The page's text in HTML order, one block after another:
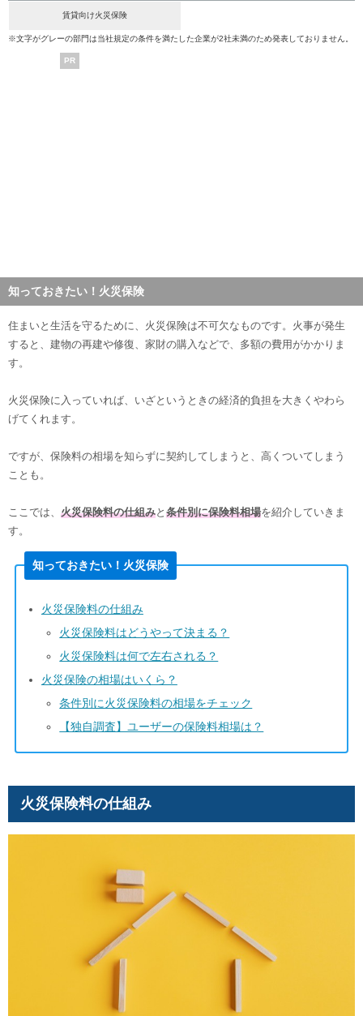
賃貸向け火災保険
※文字がグレーの部門は当社規定の条件を満たした企業が2社未満のため発表しておりません。
PR
知っておきたい！火災保険
住まいと生活を守るために、火災保険は不可欠なものです。火事が発生
すると、建物の再建や修復、家財の購入などで、多額の費用がかかりま
す。
火災保険に入っていれば、いざというときの経済的負担を大きくやわら
げてくれます。
ですが、保険料の相場を知らずに契約してしまうと、高くついてしまう
ことも。
ここでは、 火災保険料の仕組みと 条件別に保険料相場を紹介していきま
す。
知っておきたい！火災保険
火災保険料の仕組み
火災保険料はどうやって決まる？
火災保険料は何で左右される？
火災保険の相場はいくら？
条件別に火災保険料の相場をチェック
【独自調査】ユーザーの保険料相場は？
火災保険料の仕組み